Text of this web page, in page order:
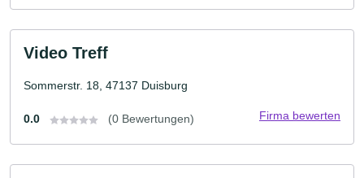
Video Treff
Sommerstr. 18, 47137 Duisburg
0.0 (0 Bewertungen) Firma bewerten